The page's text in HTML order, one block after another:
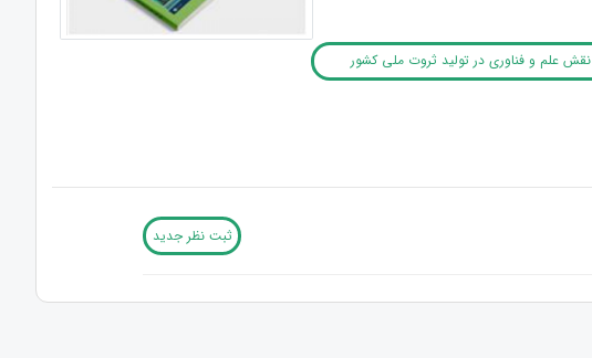
نقش علم و فناوری در تولید ثروت ملی کشور
ثبت نظر جدید